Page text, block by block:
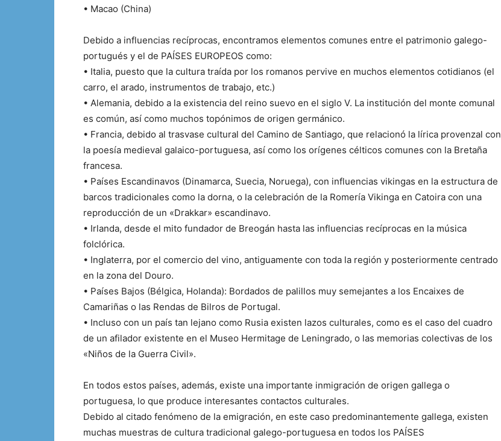
• Macao (China)
Debido a influencias recíprocas, encontramos elementos comunes entre el patrimonio galego-
portugués y el de PAÍSES EUROPEOS como:
• Italia, puesto que la cultura traída por los romanos pervive en muchos elementos cotidianos (el
carro, el arado, instrumentos de trabajo, etc.)
• Alemania, debido a la existencia del reino suevo en el siglo V. La institución del monte comunal
es común, así como muchos topónimos de origen germánico.
• Francia, debido al trasvase cultural del Camino de Santiago, que relacionó la lírica provenzal con
la poesía medieval galaico-portuguesa, así como los orígenes célticos comunes con la Bretaña
francesa.
• Países Escandinavos (Dinamarca, Suecia, Noruega), con influencias vikingas en la estructura de
barcos tradicionales como la dorna, o la celebración de la Romería Vikinga en Catoira con una
reproducción de un «Drakkar» escandinavo.
• Irlanda, desde el mito fundador de Breogán hasta las influencias recíprocas en la música
folclórica.
• Inglaterra, por el comercio del vino, antiguamente con toda la región y posteriormente centrado
en la zona del Douro.
• Países Bajos (Bélgica, Holanda): Bordados de palillos muy semejantes a los Encaixes de
Camariñas o las Rendas de Bilros de Portugal.
• Incluso con un país tan lejano como Rusia existen lazos culturales, como es el caso del cuadro
de un afilador existente en el Museo Hermitage de Leningrado, o las memorias colectivas de los
«Niños de la Guerra Civil».
En todos estos países, además, existe una importante inmigración de origen gallega o
portuguesa, lo que produce interesantes contactos culturales.
Debido al citado fenómeno de la emigración, en este caso predominantemente gallega, existen
muchas muestras de cultura tradicional galego-portuguesa en todos los PAÍSES